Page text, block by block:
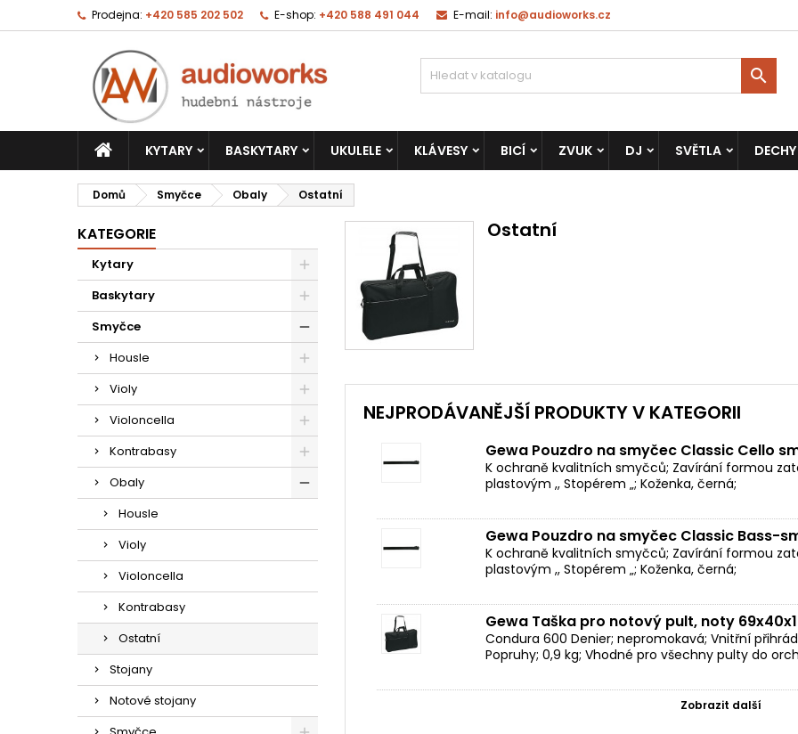
Prodejna: +420 585 202 502 E-shop: +420 588 491 044 E-mail: info@audioworks.cz

KYTARY BASKYTARY UKULELE KLÁVESY BICÍ ZVUK DJ SVĚTLA DECHY
Domů Smyčce Obaly Ostatní
KATEGORIE
Kytary
Baskytary
Smyčce
Housle
Violy
Violoncella
Kontrabasy
Obaly
Housle
Violy
Violoncella
Kontrabasy
Ostatní
Stojany
Notové stojany
Ostatní
NEJPRODÁVANĚJŠÍ PRODUKTY V KATEGORII
Gewa Pouzdro na smyčec Classic Cello
K ochraně kvalitních smyčců; Zavírání formou
plastovým ,, Stopérem „; Koženka, černá;
Gewa Pouzdro na smyčec Classic Bass-
K ochraně kvalitních smyčců; Zavírání formou
plastovým ,, Stopérem „; Koženka, černá;
Gewa Taška pro notový pult, noty
Condura 600 Denier; nepromokavá; Vnitřní
Popruhy; 0,9 kg; Vhodné pro všechny pulty do
Zobrazit další